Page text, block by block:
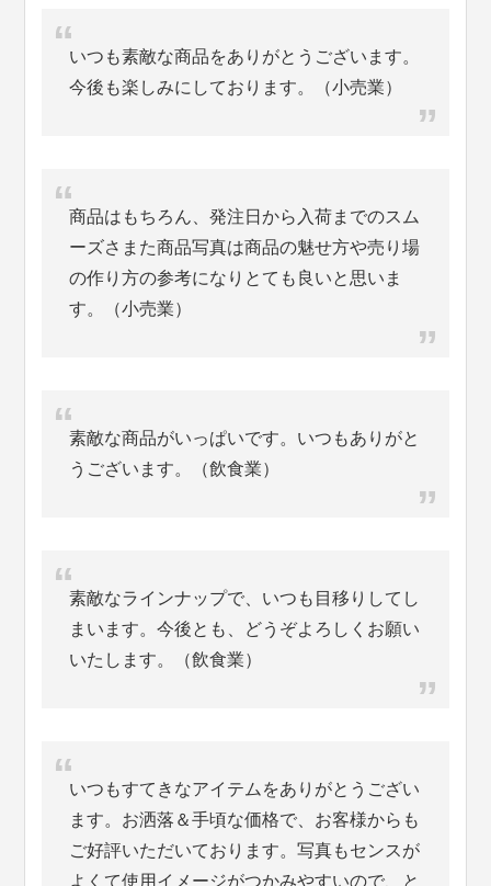
いつも素敵な商品をありがとうございます。
今後も楽しみにしております。（小売業）
商品はもちろん、発注日から入荷までのスム
ーズさまた商品写真は商品の魅せ方や売り場
の作り方の参考になりとても良いと思いま
す。（小売業）
素敵な商品がいっぱいです。いつもありがと
うございます。（飲食業）
素敵なラインナップで、いつも目移りしてし
まいます。今後とも、どうぞよろしくお願い
いたします。（飲食業）
いつもすてきなアイテムをありがとうござい
ます。お洒落＆手頃な価格で、お客様からも
ご好評いただいております。写真もセンスが
よくて使用イメージがつかみやすいので、と